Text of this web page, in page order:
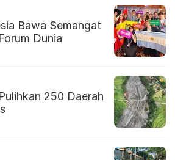
Bawa Semangat
Dunia
250 Daerah